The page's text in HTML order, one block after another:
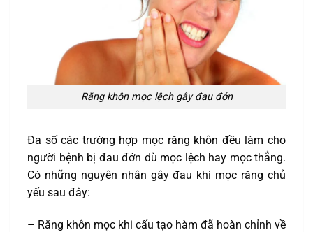
Răng khôn mọc lệch gây đau đớn
Đa số các trường hợp mọc răng khôn đều làm cho
người bệnh bị đau đớn dù mọc lệch hay mọc thẳng.
Có những nguyên nhân gây đau khi mọc răng chủ
yếu sau đây:
– Răng khôn mọc khi cấu tạo hàm đã hoàn chỉnh về